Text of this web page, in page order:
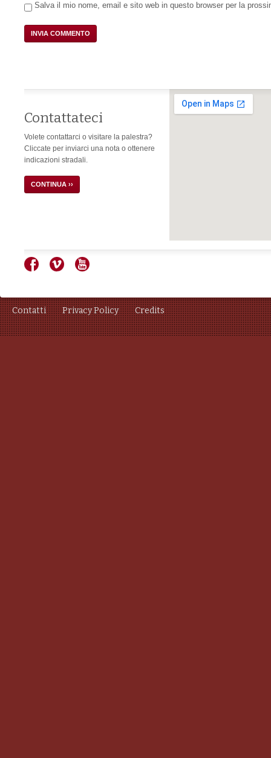
Salva il mio nome, email e sito web in questo browser per la
Contattateci
Volete contattarci o visitare la palestra?
Cliccate per inviarci una nota o ottenere
indicazioni stradali.
CONTINUA ››
Contatti Privacy Policy Credits